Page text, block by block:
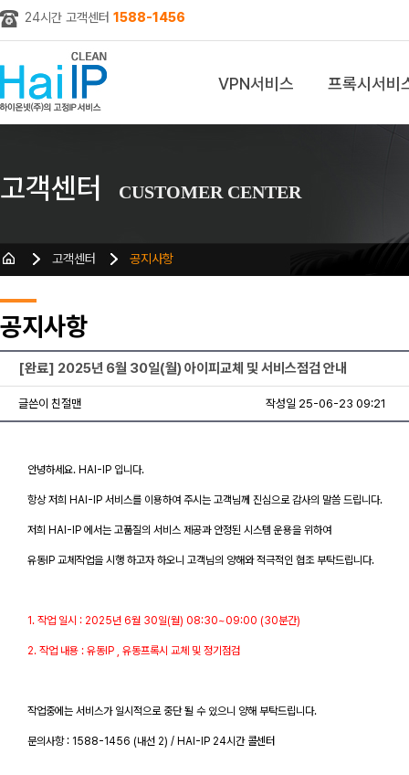
24시간 고객센터 1588-1456
VPN서비스 프록시서비
고객센터 CUSTOMER CENTER
고객센터 공지사항
공지사항
[완료] 2025년 6월 30일(월) 아이피교체 및 서비스점검 안내
글쓴이 친절맨 작성일 25-06-23 09:21
안녕하세요. HAI-IP 입니다.
항상 저희 HAI-IP 서비스를 이용하여 주시는 고객님께 진심으로 감사의 말씀 드립니다.
저희 HAI-IP 에서는 고품질의 서비스 제공과 안정된 시스템 운용을 위하여
유동IP 교체작업을 시행 하고자 하오니 고객님의 양해와 적극적인 협조 부탁드립니다.
1. 작업 일시 : 2025년 6월 30일(월) 08:30~09:00 (30분간)
2. 작업 내용 : 유동IP , 유동프록시 교체 및 정기점검
작업중에는 서비스가 일시적으로 중단 될 수 있으니 양해 부탁드립니다.
문의사항 : 1588-1456 (내선 2) / HAI-IP 24시간 콜센터